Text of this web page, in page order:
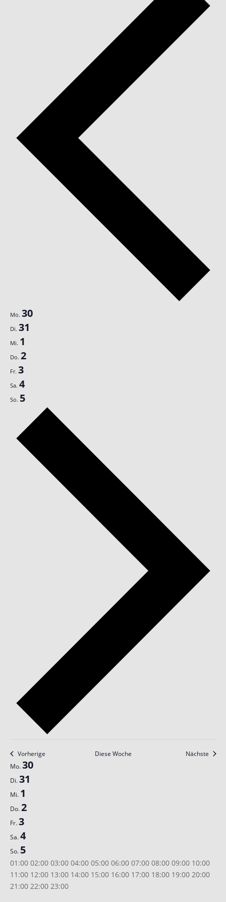
Mo. 30
Di. 31
Mi. 1
Do. 2
Fr. 3
Sa. 4
So. 5
Woche
Vorherige Diese Woche Nächste
Woche
von
Veranstaltungen
Mo.30
Di.31
Mi. 1
Do.2
Fr.3
Sa.4
So. 5
00:00
01:00 02:00 03:00 04:00 05:00 06:00 07:00 08:00 09:00 10:00
11:00 12:00 13:00 14:00 15:00 16:00 17:00 18:00 19:00 20:00
21:00 22:00 23:0000:00